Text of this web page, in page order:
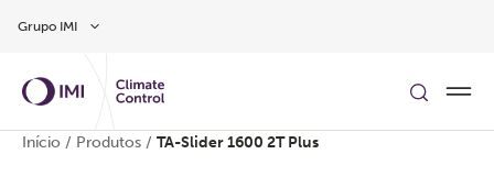
Grupo IMI
Início / Produtos / TA-Slider 1600 2T Plus